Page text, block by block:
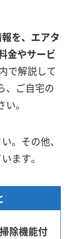
を、エアタ
金やサービ
で解説して
、ご自宅の
。
。その他、
ます。
除機能付